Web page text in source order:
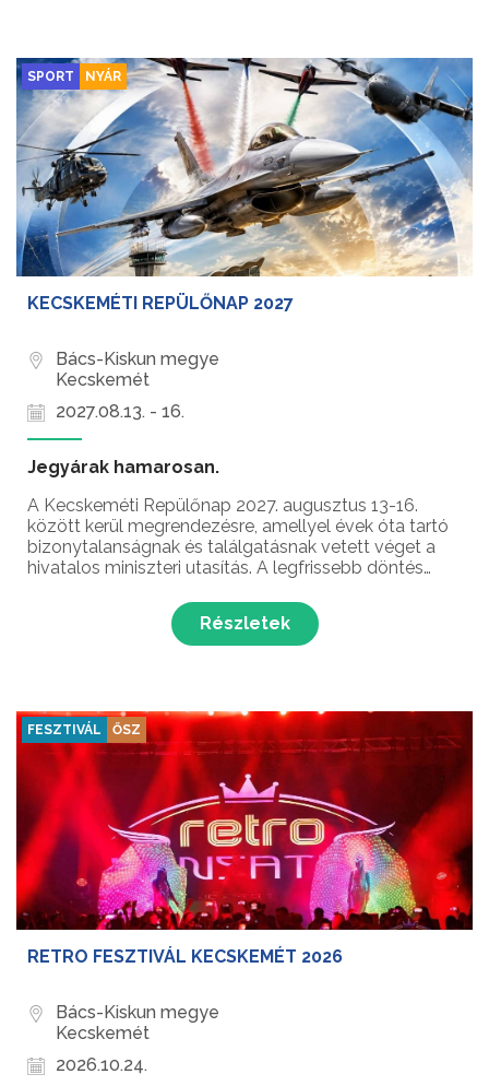
SPORT NYÁR
KECSKEMÉTI REPÜLŐNAP 2027
Bács-Kiskun megye
Kecskemét
2027.08.13. - 16.
Jegyárak hamarosan.
A Kecskeméti Repülőnap 2027. augusztus 13-16.
között kerül megrendezésre, amellyel évek óta tartó
bizonytalanságnak és találgatásnak vetett véget a
hivatalos miniszteri utasítás. A legfrissebb döntés
egyik legkedvesebb kétévente esedékes eseménye
Részletek
FESZTIVÁL ŐSZ
RETRO FESZTIVÁL KECSKEMÉT 2026
Bács-Kiskun megye
Kecskemét
2026.10.24.